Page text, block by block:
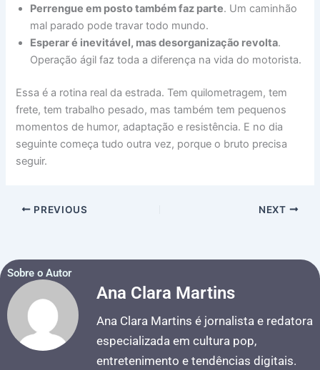
Perrengue em posto também faz parte. Um caminhão
mal parado pode travar todo mundo.
Esperar é inevitável, mas desorganização revolta.
Operação ágil faz toda a diferença na vida do motorista.
Essa é a rotina real da estrada. Tem quilometragem, tem
frete, tem trabalho pesado, mas também tem pequenos
momentos de humor, adaptação e resistência. E no dia
seguinte começa tudo outra vez, porque o bruto precisa
seguir.
PREVIOUS NEXT
Sobre o Autor
Ana Clara Martins
Ana Clara Martins é jornalista e redatora
especializada em cultura pop,
entretenimento e tendências digitais.